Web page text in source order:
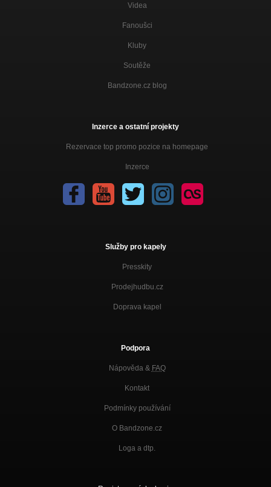
Videa
Fanoušci
Kluby
Soutěže
Bandzone.cz blog
Inzerce a ostatní projekty
Rezervace top promo pozice na homepage
Inzerce
Služby pro kapely
Presskity
Prodejhudbu.cz
Doprava kapel
Podpora
Nápověda & FAQ
Kontakt
Podmínky používání
O Bandzone.cz
Loga a dtp.